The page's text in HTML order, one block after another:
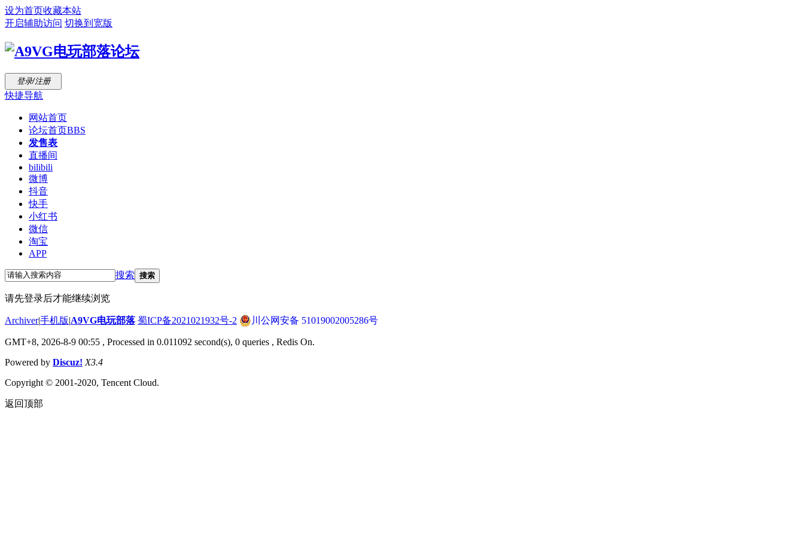
设为首页收藏本站
开启辅助访问 切换到宽版
登录/注册
快捷导航
网站首页
论坛首页BBS
发售表
直播间
bilibili
微博
抖音
快手
小红书
微信
淘宝
APP
搜索 搜索
请先登录后才能继续浏览
Archiver|手机版|A9VG电玩部落 蜀ICP备2021021932号-2 川公网安备 51019002005286号
GMT+8, 2026-8-9 00:55 , Processed in 0.011092 second(s), 0 queries , Redis On.
Powered by Discuz! X3.4
Copyright © 2001-2020, Tencent Cloud.
返回顶部